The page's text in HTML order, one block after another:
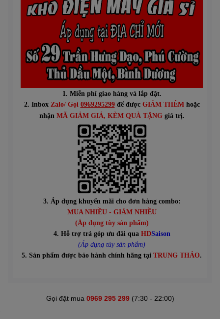
1. Miễn phí giao hàng và lắp đặt.
2. Inbox Zalo/ Gọi 0969295299để được GIẢM THÊMhoặc
nhận MÃ GIẢM GIÁ, KÈM QUÀ TẶNGgiá trị.
3. Áp dụng khuyến mãi cho đơn hàng combo:
MUA NHIỀU - GIẢM NHIỀU
(Áp dụng tùy sản phẩm)
4. Hỗ trợ trả góp ưu đãi qua HDSaison
(Áp dụng tùy sản phẩm)
5. Sản phẩm được bảo hành chính hãng tại TRUNG THẢO.
Gọi đặt mua 0969 295 299(7:30 - 22:00)